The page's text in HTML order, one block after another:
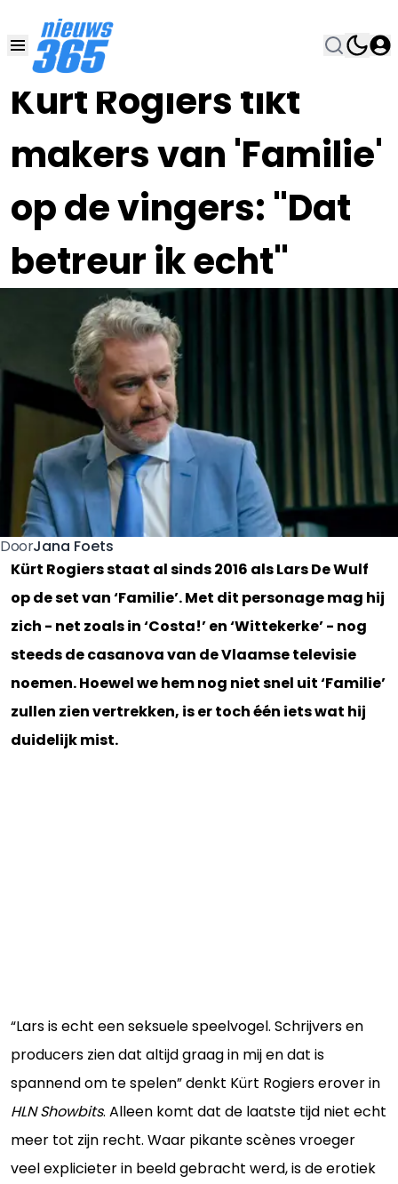
Kürt Rogiers tikt
makers van 'Familie'
op de vingers: "Dat
betreur ik echt"
18 FEB 2023, 15:00
DoorJana Foets
Kürt Rogiers staat al sinds 2016 als Lars De Wulf
op de set van ‘Familie’. Met dit personage mag hij
zich - net zoals in ‘Costa!’ en ‘Wittekerke’ - nog
steeds de casanova van de Vlaamse televisie
noemen. Hoewel we hem nog niet snel uit ‘Familie’
zullen zien vertrekken, is er toch één iets wat hij
duidelijk mist.
“Lars is echt een seksuele speelvogel. Schrijvers en
producers zien dat altijd graag in mij en dat is
spannend om te spelen” denkt Kürt Rogiers erover in
HLN Showbits. Alleen komt dat de laatste tijd niet echt
meer tot zijn recht. Waar pikante scènes vroeger
veel explicieter in beeld gebracht werd, is de erotiek